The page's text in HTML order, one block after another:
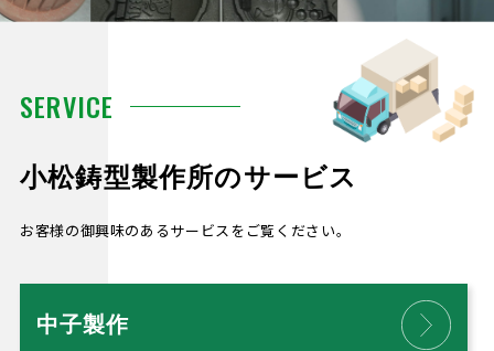
SERVICE
小松鋳型製作所のサービス
お客様の御興味のあるサービスをご覧ください。
中子製作